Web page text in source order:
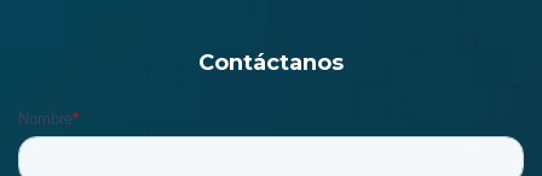
Contáctanos